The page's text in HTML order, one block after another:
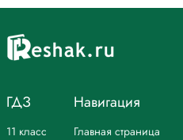
ГДЗ
11 класс
Навигация
Главная страница